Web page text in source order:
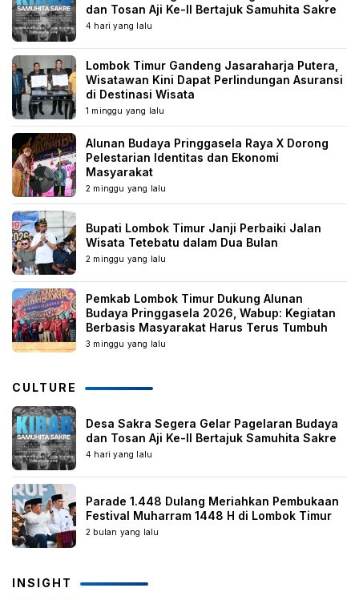
dan Tosan Aji Ke-II Bertajuk Samuhita Sakre
4 hari yang lalu
Lombok Timur Gandeng Jasaraharja Putera,
Wisatawan Kini Dapat Perlindungan Asuransi
di Destinasi Wisata
1 minggu yang lalu
Alunan Budaya Pringgasela Raya X Dorong
Pelestarian Identitas dan Ekonomi
Masyarakat
2 minggu yang lalu
Bupati Lombok Timur Janji Perbaiki Jalan
Wisata Tetebatu dalam Dua Bulan
2 minggu yang lalu
Pemkab Lombok Timur Dukung Alunan
Budaya Pringgasela 2026, Wabup: Kegiatan
Berbasis Masyarakat Harus Terus Tumbuh
3 minggu yang lalu
CULTURE
Desa Sakra Segera Gelar Pagelaran Budaya
dan Tosan Aji Ke-II Bertajuk Samuhita Sakre
4 hari yang lalu
Parade 1.448 Dulang Meriahkan Pembukaan
Festival Muharram 1448 H di Lombok Timur
2 bulan yang lalu
INSIGHT